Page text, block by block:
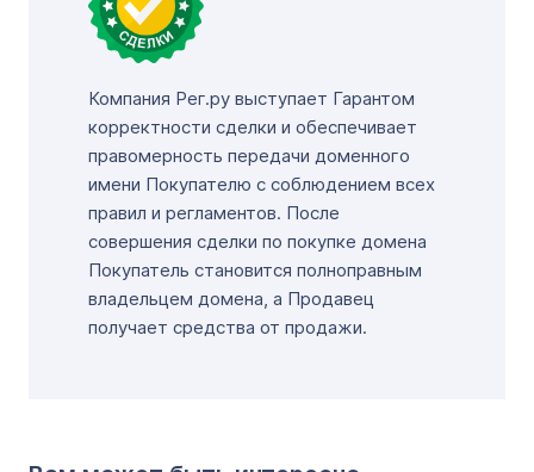
Компания Рег.ру выступает Гарантом
корректности сделки и обеспечивает
правомерность передачи доменного
имени Покупателю с соблюдением всех
правил и регламентов. После
совершения сделки по покупке домена
Покупатель становится полноправным
владельцем домена, а Продавец
получает средства от продажи.